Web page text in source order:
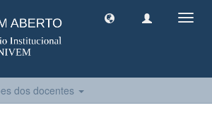
dos docentes